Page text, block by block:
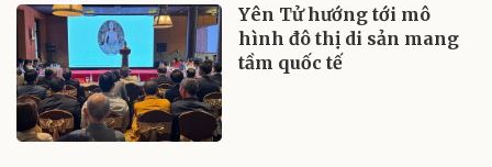
Yên Tử hướng tới mô
hình đô thị di sản mang
tầm quốc tế